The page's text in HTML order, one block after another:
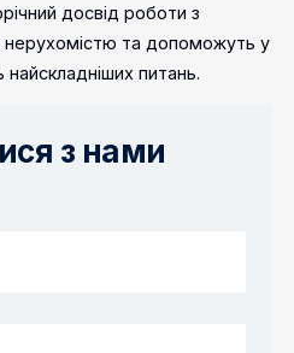
досвід роботи з
та допоможуть у
найскладніших питань.
з нами